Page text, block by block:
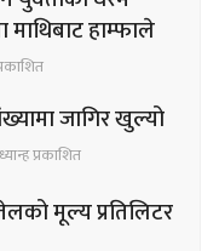
हाम्फाले
जागिर खुल्यो
प्रकाशित
मूल्य प्रतिलिटर